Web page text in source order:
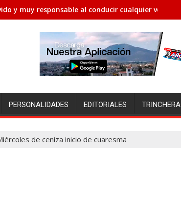
y muy responsable al conducir cualquier vehículo
PERSONALIDADES EDITORIALES TRINCHERA
de ceniza inicio de cuaresma